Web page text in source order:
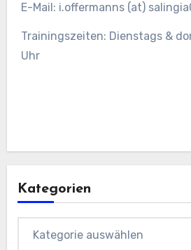
E-Mail: i.offermanns (at)
Trainingszeiten: Dienstags &
Uhr
Kategorien